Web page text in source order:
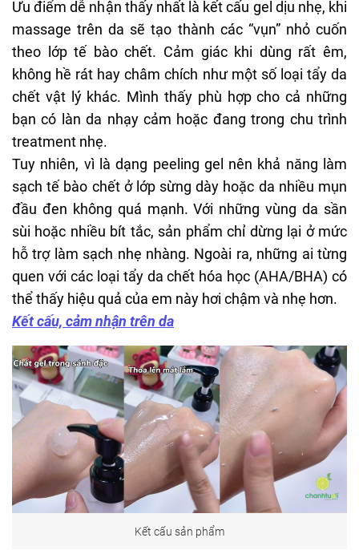
Ưu điểm dễ nhận thấy nhất là kết cấu gel dịu nhẹ, khi
massage trên da sẽ tạo thành các “vụn” nhỏ cuốn
theo lớp tế bào chết. Cảm giác khi dùng rất êm,
không hề rát hay châm chích như một số loại tẩy da
chết vật lý khác. Mình thấy phù hợp cho cả những
bạn có làn da nhạy cảm hoặc đang trong chu trình
treatment nhẹ.
Tuy nhiên, vì là dạng peeling gel nên khả năng làm
sạch tế bào chết ở lớp sừng dày hoặc da nhiều mụn
đầu đen không quá mạnh. Với những vùng da sần
sùi hoặc nhiều bít tắc, sản phẩm chỉ dừng lại ở mức
hỗ trợ làm sạch nhẹ nhàng. Ngoài ra, những ai từng
quen với các loại tẩy da chết hóa học (AHA/BHA) có
thể thấy hiệu quả của em này hơi chậm và nhẹ hơn.
Kết cấu, cảm nhận trên da
Kết cấu sản phẩm